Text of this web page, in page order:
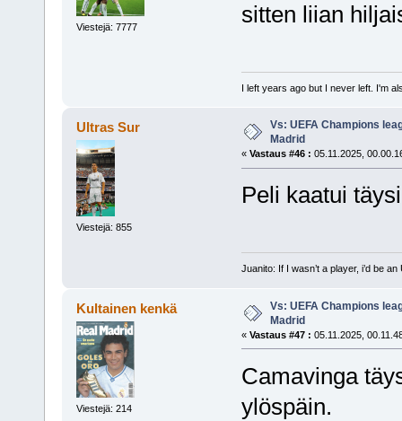
Viestejä: 7777
sitten liian
I left years ago but I never left. I'm
Ultras Sur
Viestejä: 855
Vs: UEFA Champions
Madrid
« Vastaus #46 : 05.11.2025,
Peli kaatui
Juanito: If I wasn’t a player, i’d be an
Kultainen kenkä
Viestejä: 214
Vs: UEFA Champions
Madrid
« Vastaus #47 : 05.11.2025,
Camavinga
ylöspäin.